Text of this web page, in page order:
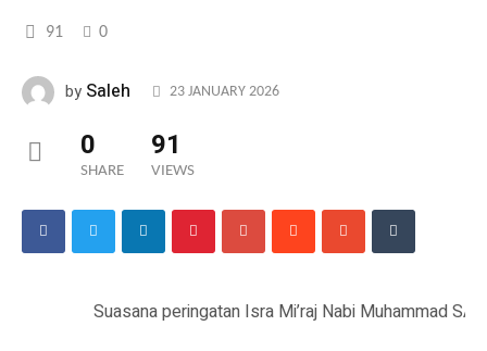
91 0
by Saleh 23 JANUARY 2026
0
SHARE
91
VIEWS
Suasana peringatan Isra Mi’raj Nabi Muhammad